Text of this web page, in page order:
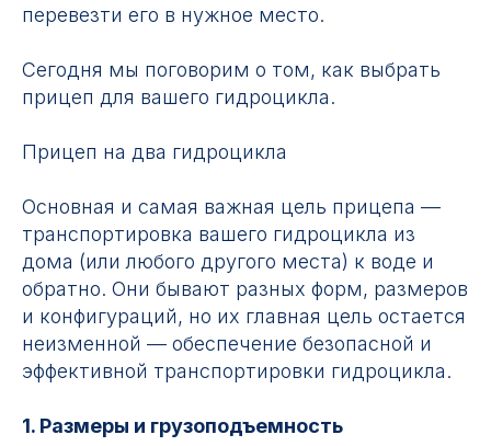
перевезти его в нужное место.
Сегодня мы поговорим о том, как выбрать
прицеп для вашего гидроцикла.
Прицеп на два гидроцикла
Основная и самая важная цель прицепа —
транспортировка вашего гидроцикла из
дома (или любого другого места) к воде и
обратно. Они бывают разных форм, размеров
и конфигураций, но их главная цель остается
неизменной — обеспечение безопасной и
эффективной транспортировки гидроцикла.
1. Размеры и грузоподъемность